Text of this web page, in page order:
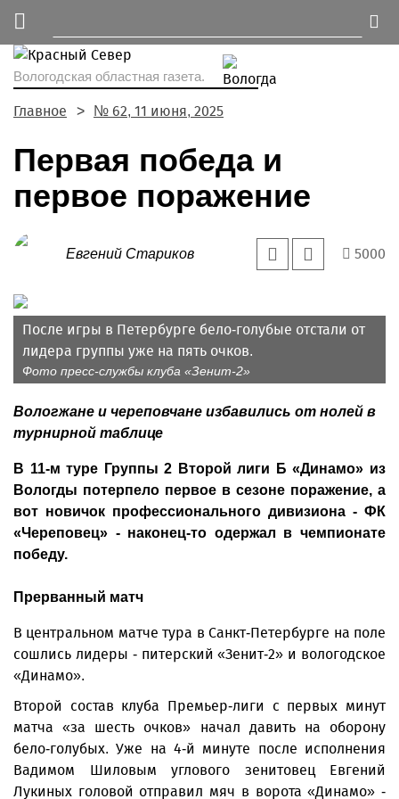
Вологодская областная газета.
Главное № 62, 11 июня, 2025
Первая победа и
первое поражение
Евгений Стариков 5000
После игры в Петербурге бело-голубые отстали от
лидера группы уже на пять очков.
Фото пресс-службы клуба «Зенит-2»
Вологжане и череповчане избавились от нолей в
турнирной таблице
В 11-м туре Группы 2 Второй лиги Б «Динамо» из
Вологды потерпело первое в сезоне поражение, а
вот новичок профессионального дивизиона - ФК
«Череповец» - наконец-то одержал в чемпионате
победу.
Прерванный матч
В центральном матче тура в Санкт-Петербурге на поле
сошлись лидеры - питерский «Зенит-2» и вологодское
«Динамо».
Второй состав клуба Премьер-лиги с первых минут
матча «за шесть очков» начал давить на оборону
бело-голубых. Уже на 4-й минуте после исполнения
Вадимом Шиловым углового зенитовец Евгений
Лукиных головой отправил мяч в ворота «Динамо» -